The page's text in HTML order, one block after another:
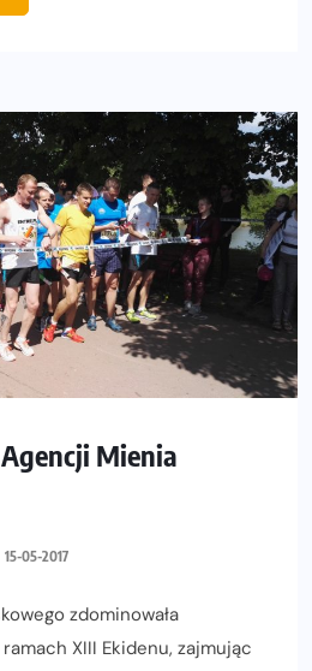
Mienia
15-05-2017
zdominowała
XIII Ekidenu, zajmując